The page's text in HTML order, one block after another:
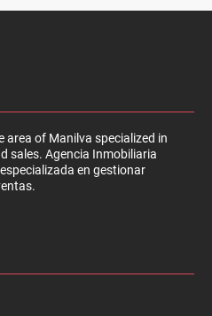
area of Manilva specialized in
sales. Agencia Inmobiliaria
en gestionar